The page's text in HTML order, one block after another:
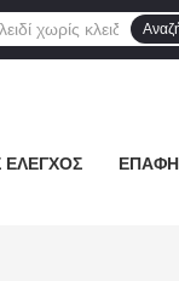
ΈΛΕΓΧΟΣ ΕΠΑΦΉ